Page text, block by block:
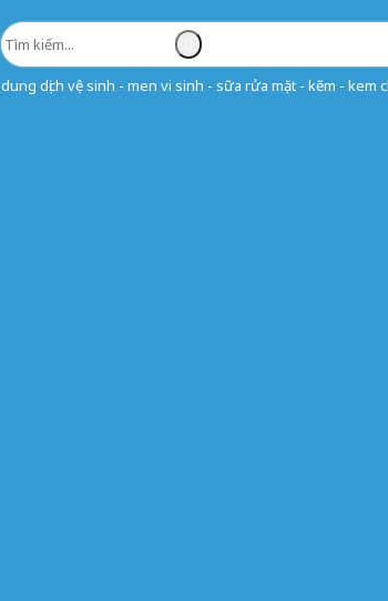
dung dịch vệ sinh - men vi sinh - sữa rửa mặt - kẽm - kem